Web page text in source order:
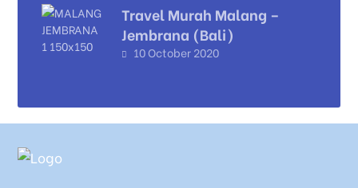
Travel Murah Malang –
Jembrana (Bali)
10 October 2020